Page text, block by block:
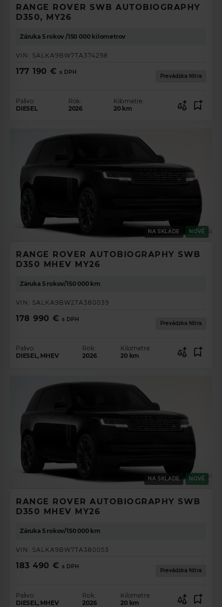
RANGE ROVER SWB AUTOBIOGRAPHY
D350, MY26
Záruka 5 rokov /150 000 kilometrov
VIN: SALKA9BW7TA374298
177 190 € s DPH
Prevádzka Nitra
Palivo:
DIESEL
Rok:
2026
Kilometre:
20 km
NA SKLADE NOVÉ
RANGE ROVER AUTOBIOGRAPHY SWB
D350 MHEV MY26
Záruka 5 rokov/150 000 km
VIN: SALKA9BW2TA380039
178 990 € s DPH
Prevádzka Nitra
Palivo:
DIESEL, MHEV
Rok:
2026
Kilometre:
20 km
NA SKLADE NOVÉ
RANGE ROVER AUTOBIOGRAPHY SWB
D350 MHEV MY26
Záruka 5 rokov/150 000 km
VIN: SALKA9BW7TA380053
183 490 € s DPH
Prevádzka Nitra
Palivo:
DIESEL, MHEV
Rok:
2026
Kilometre:
20 km